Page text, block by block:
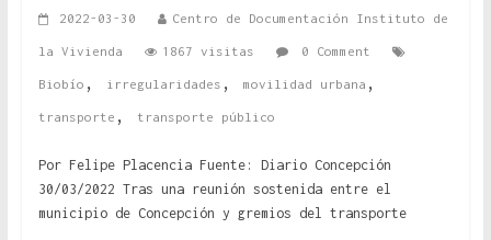
2022-03-30 Centro de Documentación Instituto de
la Vivienda 1867 visitas 0 Comment
Biobío , irregularidades , movilidad urbana ,
transporte , transporte público
Por Felipe Placencia Fuente: Diario Concepción
30/03/2022 Tras una reunión sostenida entre el
municipio de Concepción y gremios del transporte